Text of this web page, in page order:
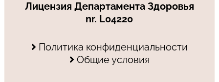
Лицензия Департамента Здоровья
nr. L04220
Политика конфиденциальности
Общие условия